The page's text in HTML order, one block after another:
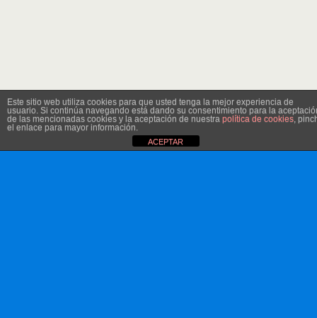
Este sitio web utiliza cookies para que usted tenga la mejor experiencia de
usuario. Si continúa navegando está dando su consentimiento para la
de las mencionadas cookies y la aceptación de nuestra política de cookies,
el enlace para mayor información.
ACEPTAR